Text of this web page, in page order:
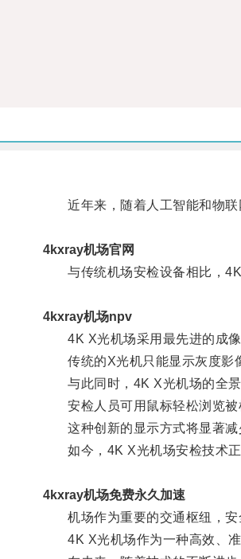
近年来，随着人工智能和物联
4kxray机场官网
与传统机场安检设备相比，4K
4kxray机场npv
4K X光机场采用最先进的成像
传统的X光机只能显示灰度影像
与此同时，4K X光机场的全景
安检人员可用鼠标轻松浏览被
这种创新的显示方式将显著减
如今，4K X光机场安检技术正
4kxray机场免费永久加速
机场作为重要的交通枢纽，安
4K X光机场作为一种高效、准